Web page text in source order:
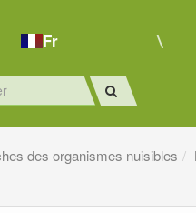
Fr
des organismes nuisibles